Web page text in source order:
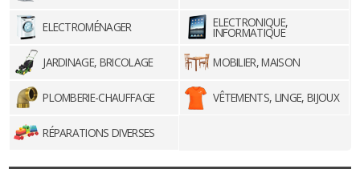
ELECTROMÉNAGER ELECTRONIQUE,
INFORMATIQUE
JARDINAGE, BRICOLAGE
MOBILIER, MAISON
PLOMBERIE-CHAUFFAGE VÊTEMENTS, LINGE, BIJOUX
RÉPARATIONS DIVERSES